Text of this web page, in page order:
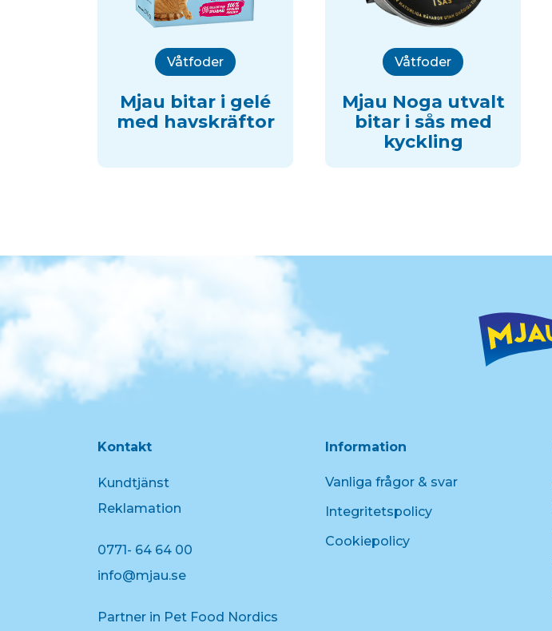
Våtfoder
Mjau bitar i gelé
med havskräftor
Våtfoder
Mjau Noga utvalt
bitar i sås med
kyckling
Kontakt
Kundtjänst
Reklamation
0771- 64 64 00
info@mjau.se
Partner in Pet Food Nordics
Information
Vanliga frågor & svar
Integritetspolicy
Cookiepolicy